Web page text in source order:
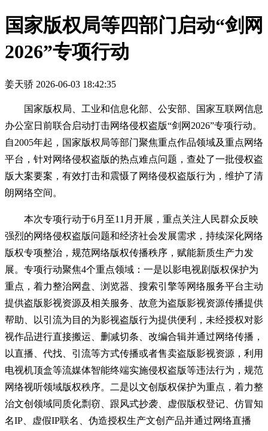
国家版权局等四部门启动“剑网
2026”专项行动
姜天骄 2026-06-03 18:42:35
国家版权局、工业和信息化部、公安部、国家互联网信息
办公室日前联合启动打击网络侵权盗版“剑网2026”专项行动。
自2005年起，国家版权局等部门聚焦重点作品领域及重点网络
平台，针对网络侵权盗版的热点难点问题，查处了一批侵权盗
版大案要案，有效打击和震慑了网络侵权盗版行为，维护了清
朗网络空间。
本次专项行动于6月至11月开展，重点关注人民群众反映
强烈的网络侵权盗版问题和经济社会发展需求，持续深化网络
版权专项整治，规范网络版权传播秩序，赋能新质生产力发
展。专项行动聚焦4个重点领域：一是以影电视剧版权保护为
重点，着力整治网盘、浏览器、搜索引擎等网络服务平台主动
提供盗版影视资源及相关服务、故意为盗版影视资源传播提供
帮助、以引流为目的为影视盗版行为提供便利，未经授权对影
视作品进行直接搬运、删减切条、改编合辑并通过网络传播，
以直播、代找、引流等方式传播或者售卖盗版影视资源，利用
电视机顶盒等流媒体智能终端实施侵权盗版等违法行为，规范
网络视听领域版权秩序。二是以文创版权保护为重点，着力整
治文创领域同质化剽窃、跟风式抄袭、虚假版权登记、仿冒知
名IP、虚假IP联名、伪造授权生产文创产品并通过网络直播